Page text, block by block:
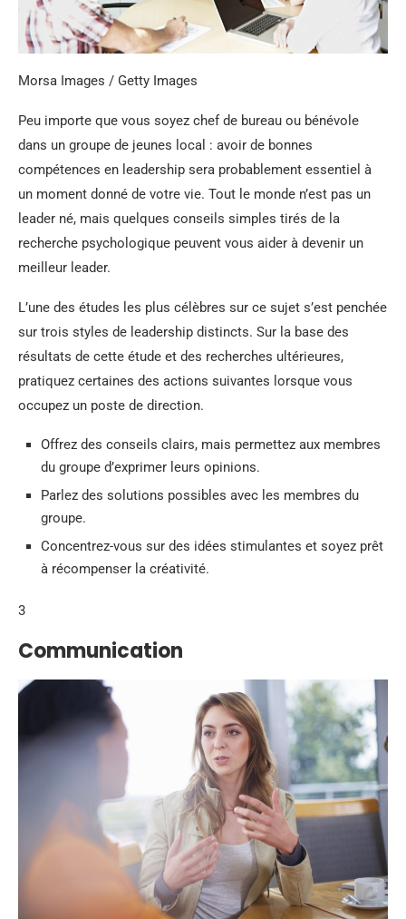
Morsa Images / Getty Images
Peu importe que vous soyez chef de bureau ou bénévole
dans un groupe de jeunes local : avoir de bonnes
compétences en leadership sera probablement essentiel à
un moment donné de votre vie. Tout le monde n’est pas un
leader né, mais quelques conseils simples tirés de la
recherche psychologique peuvent vous aider à devenir un
meilleur leader.
L’une des études les plus célèbres sur ce sujet s’est penchée
sur trois styles de leadership distincts. Sur la base des
résultats de cette étude et des recherches ultérieures,
pratiquez certaines des actions suivantes lorsque vous
occupez un poste de direction.
Offrez des conseils clairs, mais permettez aux membres
du groupe d’exprimer leurs opinions.
Parlez des solutions possibles avec les membres du
groupe.
Concentrez-vous sur des idées stimulantes et soyez prêt
à récompenser la créativité.
3
Communication